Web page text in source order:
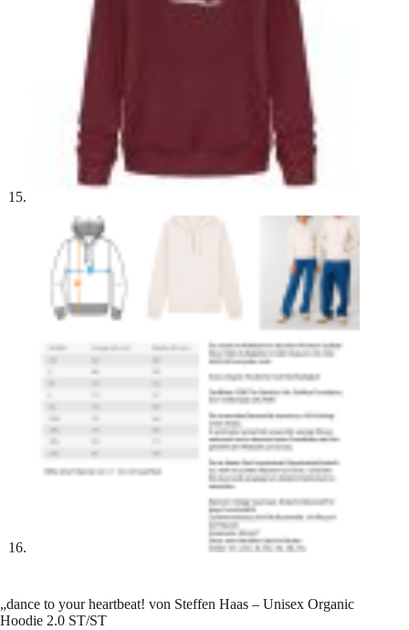
„dance to your heartbeat! von Steffen Haas – Unisex Organic
Hoodie 2.0 ST/ST